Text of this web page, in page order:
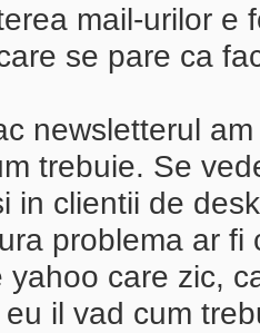
mail-urilor e
se pare ca
newsletterul
trebuie. Se
in clientii de
problema ar
yahoo care zic,
il vad cum